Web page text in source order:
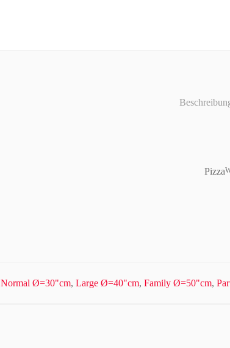
Pizza
Normal Ø=30"cm, Large Ø=40"cm, Family Ø=50"cm,